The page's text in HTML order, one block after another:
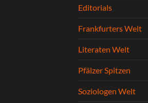
Editorials
Frankfurters Welt
Literaten Welt
Pfälzer Spitzen
Soziologen Welt